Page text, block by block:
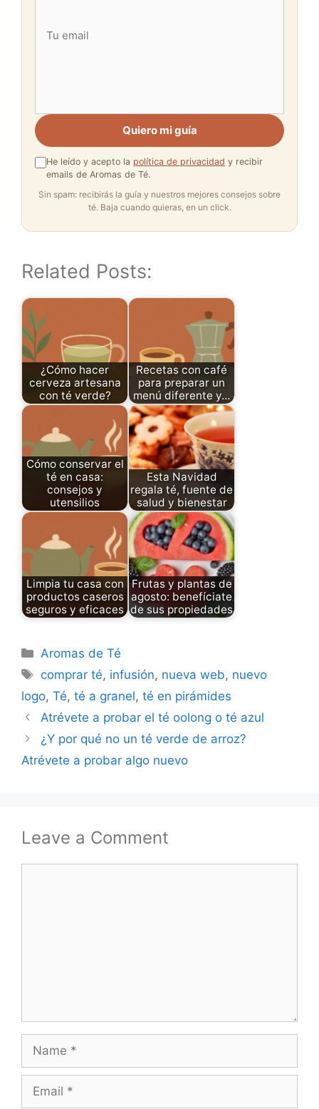
Quiero mi guía
He leído y acepto la política de privacidad y recibir
emails de Aromas de Té.
Sin spam: recibirás la guía y nuestros mejores consejos sobre
té. Baja cuando quieras, en un click.
Related Posts:
¿Cómo hacer
cerveza artesana
con té verde?
Recetas con café
para preparar un
menú diferente y…
Cómo conservar el
té en casa:
consejos y
utensilios
Esta Navidad
regala té, fuente de
salud y bienestar
Limpia tu casa con
productos caseros
seguros y eficaces
Frutas y plantas de
agosto: benefíciate
de sus propiedades
Categories
Aromas de Té
Tags
comprar té, infusión, nueva web, nuevo
logo, Té, té a granel, té en pirámides
Atrévete a probar el té oolong o té azul
¿Y por qué no un té verde de arroz?
Atrévete a probar algo nuevo
Leave a Comment